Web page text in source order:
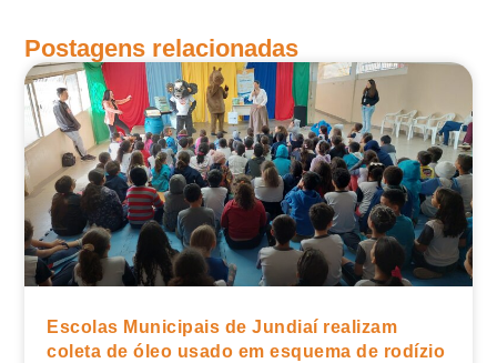
Postagens relacionadas
Escolas Municipais de Jundiaí realizam
coleta de óleo usado em esquema de rodízio